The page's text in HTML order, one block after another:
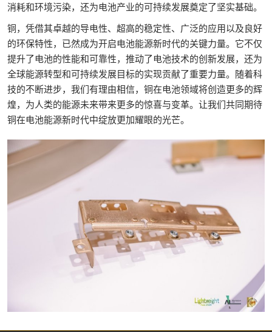
消耗和环境污染，还为电池产业的可持续发展奠定了坚实基础。
铜，凭借其卓越的导电性、超高的稳定性、广泛的应用以及良好
的环保特性，已然成为开启电池能源新时代的关键力量。它不仅
提升了电池的性能和可靠性，推动了电池技术的创新发展，还为
全球能源转型和可持续发展目标的实现贡献了重要力量。随着科
技的不断进步，我们有理由相信，铜在电池领域将创造更多的辉
煌，为人类的能源未来带来更多的惊喜与变革。让我们共同期待
铜在电池能源新时代中绽放更加耀眼的光芒。